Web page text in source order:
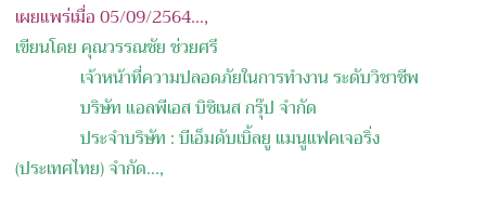
เผยแพร่เมื่อ 05/09/2564...,
เขียนโดย คุณวรรณชัย ช่วยศรี
เจ้าหน้าที่ความปลอดภัยในการทำงาน ระดับวิชาชีพ
บริษัท แอลพีเอส บิซิเนส กรุ๊ป จํากัด
ประจำบริษัท : บีเอ็มดับเบิ้ลยู แมนูแฟคเจอริ่ง
(ประเทศไทย) จำกัด...,